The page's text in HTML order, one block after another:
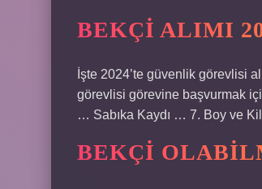
BEKÇI ALIMI
İşte 2024’te güvenlik görevlisi
görevlisi görevine başvurmak
… Sabıka Kaydı … 7. Boy ve
BEKÇI